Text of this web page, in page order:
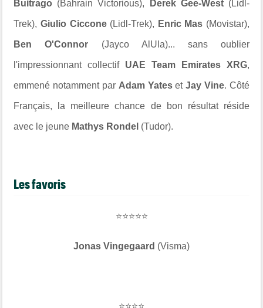
Buitrago (Bahrain Victorious), Derek Gee-West(Lidl-
Trek), Giulio Ciccone (Lidl-Trek), Enric Mas (Movistar),
Ben O'Connor (Jayco AlUla)... sans oublier
l'impressionnant collectif UAE Team Emirates XRG,
emmené notamment par Adam YatesetJay Vine. Côté
Français, la meilleure chance de bon résultat réside
avec le jeune Mathys Rondel (Tudor).
Les favoris
⭐⭐⭐⭐⭐
Jonas Vingegaard (Visma)
⭐⭐⭐⭐